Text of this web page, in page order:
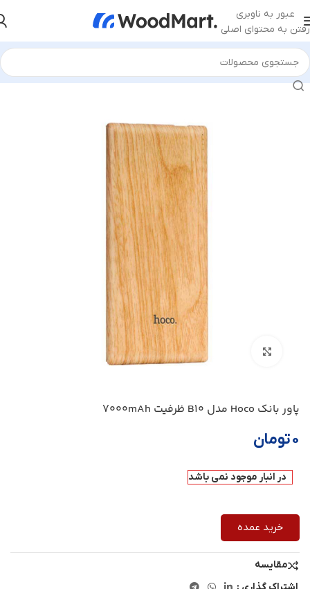
عبور به ناوبری
رفتن به محتوای اصلی
خانه/لوازم جانبی/پاوربانک
بزرگنمایی تصویر
پاور بانک Hoco مدل B10 ظرفیت 7000mAh
۰تومان
در انبار موجود نمی باشد
خرید عمده
مقایسه